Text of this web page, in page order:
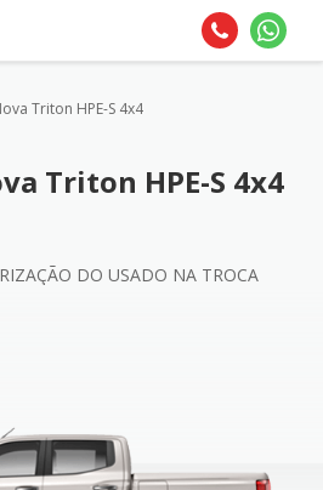
Triton HPE-S 4x4
Triton HPE-S 4x4
DO USADO NA TROCA